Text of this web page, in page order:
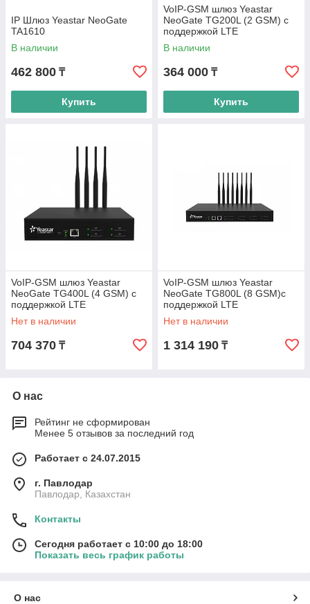
IP Шлюз Yeastar NeoGate
TA1610
В наличии
462 800 ₸
Купить
VoIP-GSM шлюз Yeastar
NeoGate TG200L (2 GSM) c
поддержкой LTE
В наличии
364 000 ₸
Купить
VoIP-GSM шлюз Yeastar
NeoGate TG400L (4 GSM) с
поддержкой LTE
Нет в наличии
704 370 ₸
VoIP-GSM шлюз Yeastar
NeoGate TG800L (8 GSM)с
поддержкой LTE
Нет в наличии
1 314 190 ₸
О нас
Рейтинг не сформирован
Менее 5 отзывов за последний год
Работает с 24.07.2015
г. Павлодар
Павлодар, Казахстан
Контакты
Сегодня работает с 10:00 до 18:00
Показать весь график работы
О нас